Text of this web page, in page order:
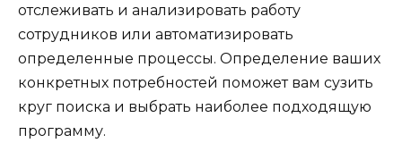
отслеживать и анализировать работу
сотрудников или автоматизировать
определенные процессы. Определение ваших
конкретных потребностей поможет вам сузить
круг поиска и выбрать наиболее подходящую
программу.